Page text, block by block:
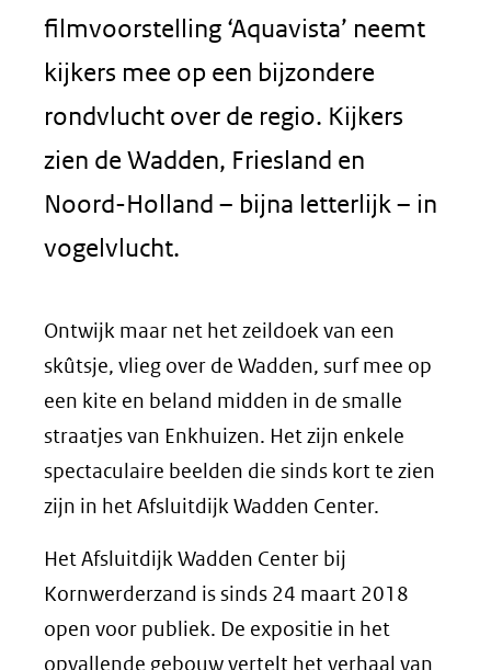
filmvoorstelling ‘Aquavista’ neemt
kijkers mee op een bijzondere
rondvlucht over de regio. Kijkers
zien de Wadden, Friesland en
Noord-Holland – bijna letterlijk – in
vogelvlucht.
Ontwijk maar net het zeildoek van een
skûtsje, vlieg over de Wadden, surf mee op
een kite en beland midden in de smalle
straatjes van Enkhuizen. Het zijn enkele
spectaculaire beelden die sinds kort te zien
zijn in het Afsluitdijk Wadden Center.
Het Afsluitdijk Wadden Center bij
Kornwerderzand is sinds 24 maart 2018
open voor publiek. De expositie in het
opvallende gebouw vertelt het verhaal van